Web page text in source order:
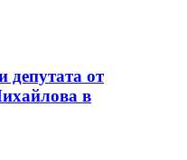
депутата от
в